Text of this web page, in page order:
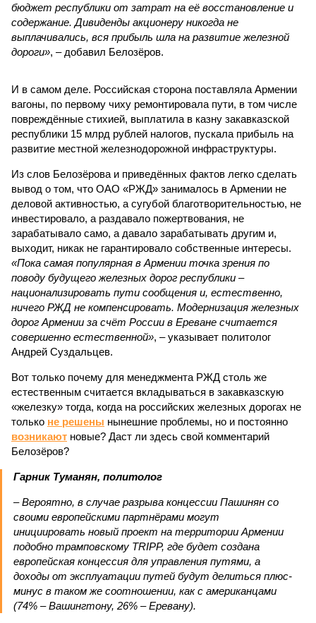
бюджет республики от затрат на её восстановление и
содержание. Дивиденды акционеру никогда не
выплачивались, вся прибыль шла на развитие железной
дороги», – добавил Белозёров.
И в самом деле. Российская сторона поставляла Армении
вагоны, по первому чиху ремонтировала пути, в том числе
повреждённые стихией, выплатила в казну закавказской
республики 15 млрд рублей налогов, пускала прибыль на
развитие местной железнодорожной инфраструктуры.
Из слов Белозёрова и приведённых фактов легко сделать
вывод о том, что ОАО «РЖД» занималось в Армении не
деловой активностью, а сугубой благотворительностью, не
инвестировало, а раздавало пожертвования, не
зарабатывало само, а давало зарабатывать другим и,
выходит, никак не гарантировало собственные интересы.
«Пока самая популярная в Армении точка зрения по
поводу будущего железных дорог рес­публики –
национализировать пути сообщения и, естественно,
ничего РЖД не компенсировать. Модернизация железных
дорог Армении за счёт России в Ереване считается
совершенно естественной», – указывает политолог
Андрей Суздальцев.
Вот только почему для менеджмента РЖД столь же
естественным считается вкладываться в закавказскую
«железку» тогда, когда на российских железных дорогах не
только не решены нынешние проблемы, но и постоянно
возникают новые? Даст ли здесь свой комментарий
Белозёров?
Гарник Туманян, политолог
– Вероятно, в случае разрыва концессии Пашинян со
своими европейскими партнёрами могут
инициировать новый проект на территории Армении
подобно трамповскому TRIPP, где будет создана
европейская концессия для управления путями, а
доходы от эксплуатации путей будут делиться плюс-
минус в таком же соотношении, как с американцами
(74% – Вашингтону, 26% – Еревану).